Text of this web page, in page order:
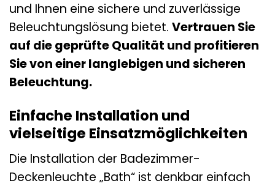
und Ihnen eine sichere und zuverlässige
Beleuchtungslösung bietet. Vertrauen Sie
auf die geprüfte Qualität und profitieren
Sie von einer langlebigen und sicheren
Beleuchtung.
Einfache Installation und
vielseitige Einsatzmöglichkeiten
Die Installation der Badezimmer-
Deckenleuchte „Bath“ ist denkbar einfach